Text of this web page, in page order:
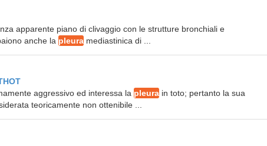
apparente piano di clivaggio con le strutture bronchiali e
anche la pleura mediastinica di ...
aggressivo ed interessa la pleura in toto; pertanto la sua
teoricamente non ottenibile ...